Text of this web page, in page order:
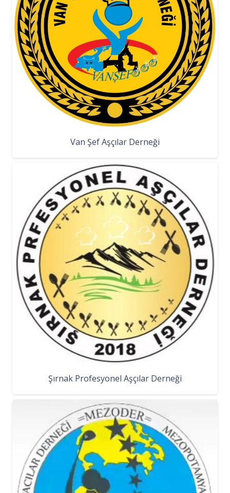
Van Şef Aşçılar Derneği
Şırnak Profesyonel Aşçılar Derneği